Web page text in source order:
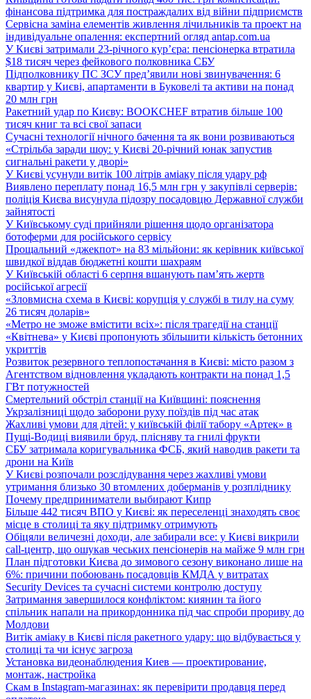
фінансова підтримка для постраждалих від війни підприємств
Сервісна заміна елементів живлення лічильників та проект на
індивідуальне опалення: експертний огляд antap.com.ua
У Києві затримали 23-річного кур’єра: пенсіонерка втратила
$18 тисяч через фейкового полковника СБУ
Підполковнику ПС ЗСУ пред’явили нові звинувачення: 6
квартир у Києві, апартаменти в Буковелі та активи на понад
20 млн грн
Ракетний удар по Києву: BOOKCHEF втратив більше 100
тисяч книг та всі свої запаси
Сучасні технології нічного бачення та як вони розвиваються
«Стрільба заради шоу: у Києві 20-річний юнак запустив
сигнальні ракети у дворі»
У Києві усунули витік 100 літрів аміаку після удару рф
Виявлено переплату понад 16,5 млн грн у закупівлі серверів:
поліція Києва висунула підозру посадовцю Державної служби
зайнятості
У Київському суді прийняли рішення щодо організатора
ботоферми для російського сервісу
Прощальний «джекпот» на 83 мільйони: як керівник київської
швидкої віддав бюджетні кошти шахраям
У Київській області 6 серпня вшанують пам’ять жертв
російської агресії
«Зловмисна схема в Києві: корупція у службі в тилу на суму
26 тисяч доларів»
«Метро не зможе вмістити всіх»: після трагедії на станції
«Квітнева» у Києві пропонують збільшити кількість бетонних
укриттів
Розвиток резервного теплопостачання в Києві: місто разом з
Агентством відновлення укладають контракти на понад 1,5
ГВт потужностей
Смертельний обстріл станції на Київщині: пояснення
Укрзалізниці щодо заборони руху поїздів під час атак
Жахливі умови для дітей: у київській філії табору «Артек» в
Пущі-Водиці виявили бруд, плісняву та гнилі фрукти
СБУ затримала коригувальника ФСБ, який наводив ракети та
дрони на Київ
У Києві розпочали розслідування через жахливі умови
утримання близько 30 втомлених доберманів у розпліднику
Почему предприниматели выбирают Кипр
Більше 442 тисяч ВПО у Києві: як переселенці знаходять своє
місце в столиці та яку підтримку отримують
Обіцяли величезні доходи, але забирали все: у Києві викрили
call-центр, що ошукав чеських пенсіонерів на майже 9 млн грн
План підготовки Києва до зимового сезону виконано лише на
6%: причини побоювань посадовців КМДА у витратах
Security Devices та сучасні системи контролю доступу
Затримання завершилося конфліктом: киянин та його
спільник напали на прикордонника під час спроби прориву до
Молдови
Витік аміаку в Києві після ракетного удару: що відбувається у
столиці та чи існує загроза
Установка видеонаблюдения Киев — проектирование,
монтаж, настройка
Скам в Instagram-магазинах: як перевірити продавця перед